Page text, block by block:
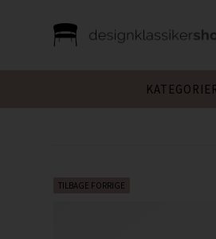
TILBAGE FORRIGE